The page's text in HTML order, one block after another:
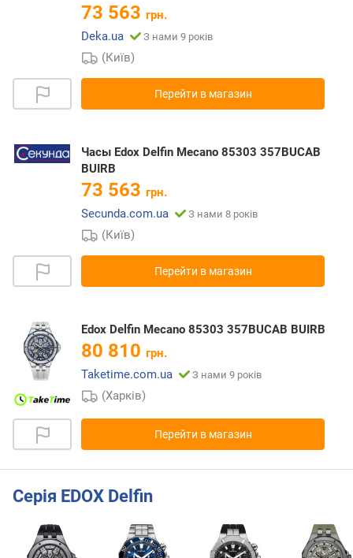
73 563 грн.
Deka.ua
З нами 9 років
(Київ)
Перейти в магазин
Часы Edox Delfin Mecano 85303 357BUCAB
BUIRB
73 563 грн.
Secunda.com.ua
З нами 8 років
(Київ)
Перейти в магазин
Edox Delfin Mecano 85303 357BUCAB BUIRB
80 810 грн.
Taketime.com.ua
З нами 9 років
(Харків)
Перейти в магазин
Серія EDOX Delfin